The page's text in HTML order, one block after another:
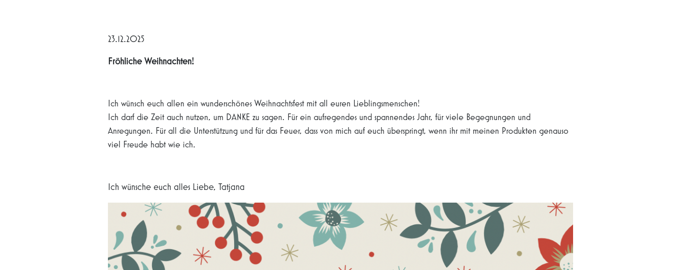
23.12.2025
Fröhliche Weihnachten!
Ich wünsch euch allen ein wunderschönes Weihnachtsfest mit all euren Lieblingsmenschen!
Ich darf die Zeit auch nutzen, um DANKE zu sagen. Für ein aufregendes und spannendes Jahr, für viele Begegnungen und
Anregungen. Für all die Unterstützung und für das Feuer, dass von mich auf euch überspringt, wenn ihr mit meinen Produkten genauso
viel Freude habt wie ich.
Ich wünsche euch alles Liebe, Tatjana